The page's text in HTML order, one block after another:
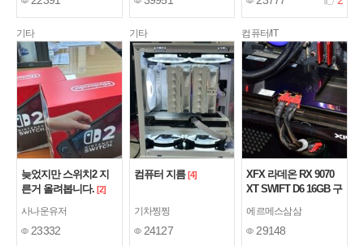
기타
늦었지만 스위치2 지
른거 올려봅니다. [2]
사나운유저
23332
기타
컴퓨터 지름 [4]
기차찡찡
24127
컴퓨터/IT
XFX 라데온 RX 9070
XT SWIFT D6 16GB 구
에르메스삼삼
29148